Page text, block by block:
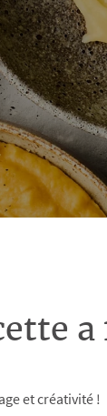
et créativité !